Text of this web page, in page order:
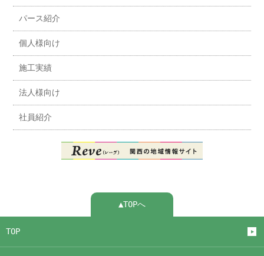
パース紹介
個人様向け
施工実績
法人様向け
社員紹介
▲TOPへ
TOP